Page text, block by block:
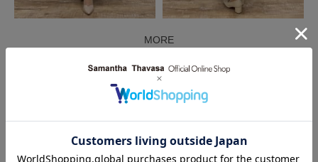
MORE
同じ商品を使った